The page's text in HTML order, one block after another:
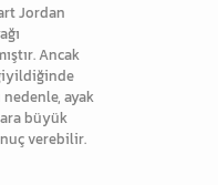
Jordan
Ancak
ayak
büyük
verebilir.